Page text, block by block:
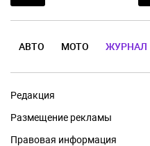
АВТО МОТО ЖУРНАЛ
Редакция
Размещение рекламы
Правовая информация